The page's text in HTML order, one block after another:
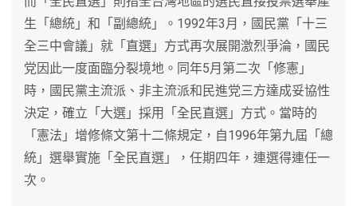
生「總統」和「副總統」。1992年3月，國民黨「十三
全三中會議」就「直選」方式再次展開激烈爭淪，國民
党因此一度面臨分裂境地。同年5月第二次「修憲」
時，國民黨主流派、非主流派和民進党三方達成妥協性
決定，確立「大選」採用「全民直選」方式。當時的
「憲法」增修條文第十二條規定，自1996年第九屆「總
統」選舉實施「全民直選」，任期四年，連選得連任一
次。